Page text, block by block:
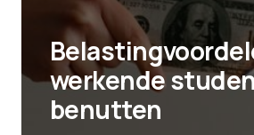
werkende
benutten